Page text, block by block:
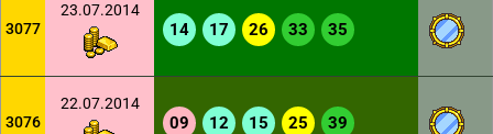
3077
23.07.2014
14 17 26 33 35
3076
22.07.2014
09 12 15 25 39